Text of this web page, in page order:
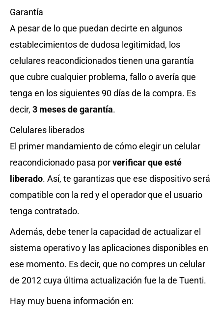
Garantía
A pesar de lo que puedan decirte en algunos
establecimientos de dudosa legitimidad, los
celulares reacondicionados tienen una garantía
que cubre cualquier problema, fallo o avería que
tenga en los siguientes 90 días de la compra. Es
decir, 3 meses de garantía.
Celulares liberados
El primer mandamiento de cómo elegir un celular
reacondicionado pasa porverificar que esté
liberado. Así, te garantizas que ese dispositivo será
compatible con la red y el operador que el usuario
tenga contratado.
Además, debe tener la capacidad de actualizar el
sistema operativo y las aplicaciones disponibles en
ese momento. Es decir, que no compres un celular
de 2012 cuya última actualización fue la de Tuenti.
Hay muy buena información en: